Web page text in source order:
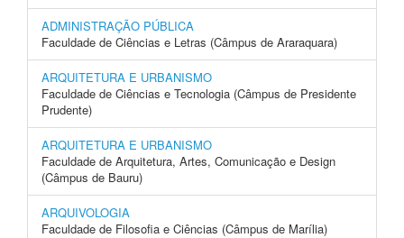
ADMINISTRAÇÃO PÚBLICA
Faculdade de Ciências e Letras (Câmpus de Araraquara)
ARQUITETURA E URBANISMO
Faculdade de Ciências e Tecnologia (Câmpus de Presidente
Prudente)
ARQUITETURA E URBANISMO
Faculdade de Arquitetura, Artes, Comunicação e Design
(Câmpus de Bauru)
ARQUIVOLOGIA
Faculdade de Filosofia e Ciências (Câmpus de Marília)